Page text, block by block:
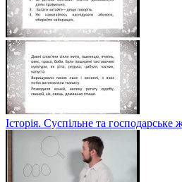
Історія. Суспільне та господарське